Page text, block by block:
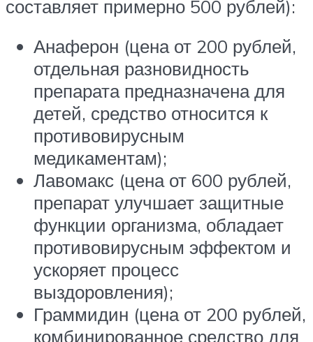
составляет примерно 500 рублей):
Анаферон (цена от 200 рублей,
отдельная разновидность
препарата предназначена для
детей, средство относится к
противовирусным
медикаментам);
Лавомакс (цена от 600 рублей,
препарат улучшает защитные
функции организма, обладает
противовирусным эффектом и
ускоряет процесс
выздоровления);
Граммидин (цена от 200 рублей,
комбинированное средство для